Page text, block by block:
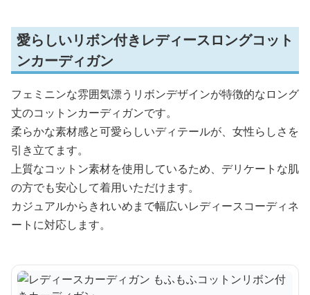
愛らしいリボン付きレディースロングコット
ンカーディガン
フェミニンな雰囲気漂うリボンデザインが特徴的なロング
丈のコットンカーディガンです。
柔らかな素材感と可愛らしいディテールが、女性らしさを
引き立てます。
上質なコットン素材を使用しているため、デリケートな肌
の方でも安心して着用いただけます。
カジュアルからきれいめまで幅広いレディースコーディネ
ートに対応します。